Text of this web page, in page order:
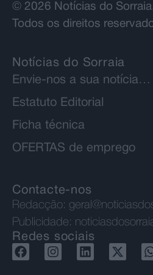
© 2026 Notícias do
Todos os direitos
Notícias do Sorraia
Envie-nos a sua notícia…
Estatuto Editorial
Ficha técnica
OFERTAS de emprego
Contacte-nos
Redacção:
Publicidade:
Redes sociais